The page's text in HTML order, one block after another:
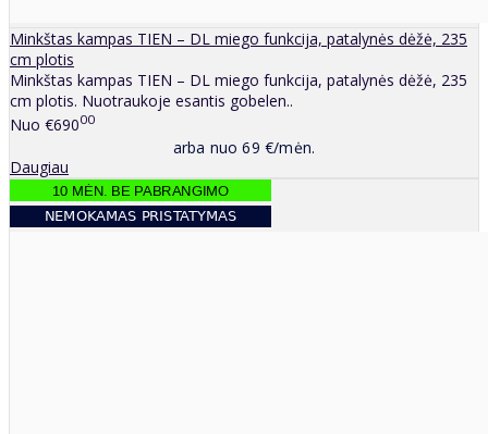
Minkštas kampas TIEN – DL miego funkcija, patalynės dėžė, 235
cm plotis
Minkštas kampas TIEN – DL miego funkcija, patalynės dėžė, 235
cm plotis. Nuotraukoje esantis gobelen..
Nuo €69000
arba nuo 69 €/mėn.
Daugiau